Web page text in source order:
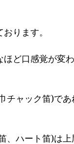
ります。
ど口感覚が変
チャック笛)で
、ハート笛)は